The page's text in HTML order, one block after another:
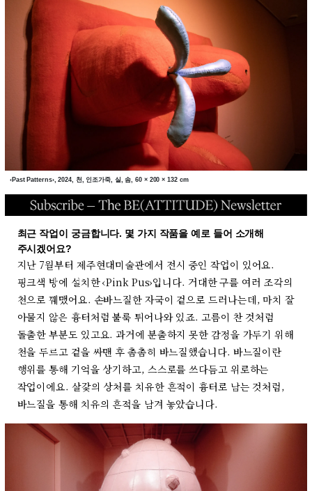
‹Past Patterns›, 2024, 천, 인조가죽, 실, 솜, 60 × 200 × 132 cm
최근 작업이 궁금합니다. 몇 가지 작품을 예로 들어 소개해
주시겠어요?
지난 7월부터 제주현대미술관에서 전시 중인 작업이 있어요.
핑크색 방에 설치한 ‹Pink Pus›입니다. 거대한 구를 여러 조각의
천으로 꿰맸어요. 손바느질한 자국이 겉으로 드러나는데, 마치 잘
아물지 않은 흉터처럼 불룩 튀어나와 있죠. 고름이 찬 것처럼
돌출한 부분도 있고요. 과거에 분출하지 못한 감정을 가두기 위해
천을 두르고 겉을 싸맨 후 촘촘히 바느질했습니다. 바느질이란
행위를 통해 기억을 상기하고, 스스로를 쓰다듬고 위로하는
작업이에요. 살갗의 상처를 치유한 흔적이 흉터로 남는 것처럼,
바느질을 통해 치유의 흔적을 남겨 놓았습니다.